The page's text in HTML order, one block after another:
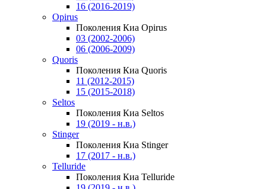
16 (2016-2019)
Opirus
Поколения Киа Opirus
03 (2002-2006)
06 (2006-2009)
Quoris
Поколения Киа Quoris
11 (2012-2015)
15 (2015-2018)
Seltos
Поколения Киа Seltos
19 (2019 - н.в.)
Stinger
Поколения Киа Stinger
17 (2017 - н.в.)
Telluride
Поколения Киа Telluride